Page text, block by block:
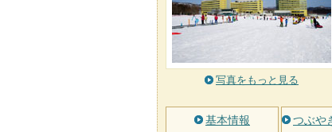
写真をもっと見る
基本情報 つぶや